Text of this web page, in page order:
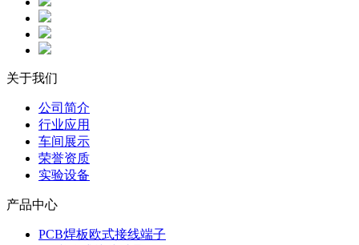
关于我们
公司简介
行业应用
车间展示
荣誉资质
实验设备
产品中心
PCB焊板欧式接线端子